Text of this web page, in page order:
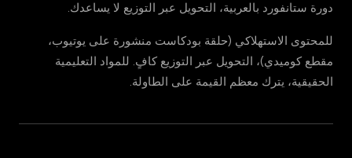
دورة ستانفورد بالعربية، التحويل عبر التوزيع لا يساعدك.
للمحتوى الاستهلاكي (حلقة بودكاست منشورة على يوتيوب،
مقطع كوميدي)، التحويل عبر التوزيع كافٍ. للمواد التعليمية
الحقيقية، يترك معظم القيمة على الطاولة.